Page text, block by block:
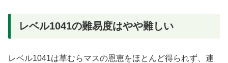
レベル1041の難易度はやや難しい
レベル1041は草むらマスの恩恵をほとんど得られず、連